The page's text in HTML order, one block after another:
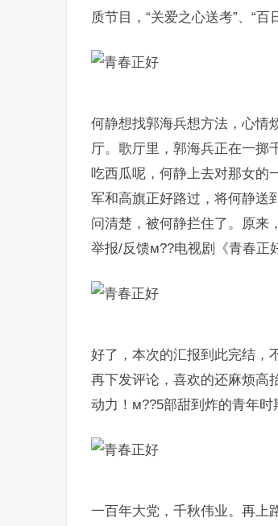
质节目，“关爱之心送考”、“
何静想找郭海兵想方法，心情
厅。歌厅里，郭海兵正在一掷
吃西瓜呢，何静上去对那女的
军和高旗正好路过，将何静送
问清楚，被何静拦住了。原来
举报/反馈м??电视剧《青春正
好了，本次的汇报到此完结，
再下发评论，喜欢的还麻烦高
动力！м??5部甜到炸的青年
一百年大党，千秋伟业。再上